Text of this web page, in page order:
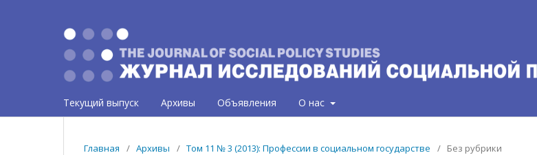
Текущий выпуск Архивы Объявления О нас
Главная / Архивы / Том 11 № 3 (2013): Профессии в социальном государстве / Без рубрики